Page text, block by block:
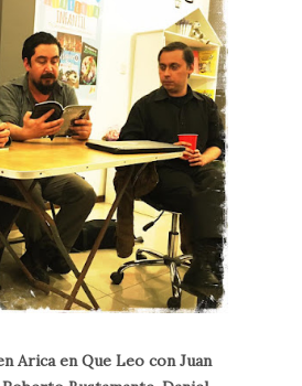
Arica en Que Leo con Juan